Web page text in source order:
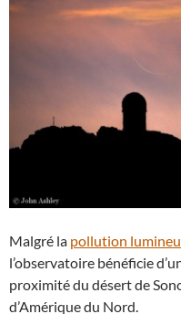
Malgré la pollution
l’observatoire bénéficie
proximité du désert de
d’Amérique du Nord.